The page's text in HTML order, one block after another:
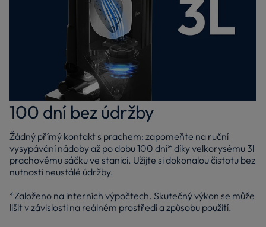
100 dní bez údržby
Žádný přímý kontakt s prachem: zapomeňte na ruční
vysypávání nádoby až po dobu 100 dní* díky velkorysému 3l
prachovému sáčku ve stanici. Užijte si dokonalou čistotu bez
nutnosti neustálé údržby.
*Založeno na interních výpočtech. Skutečný výkon se může
lišit v závislosti na reálném prostředí a způsobu použití.